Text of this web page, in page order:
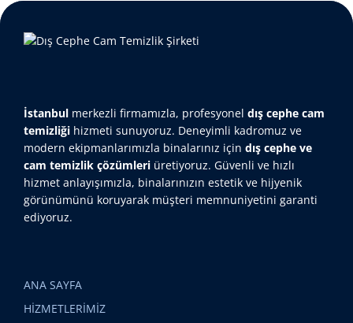
İstanbul merkezli firmamızla, profesyonel dış cephe cam
temizliği hizmeti sunuyoruz. Deneyimli kadromuz ve
modern ekipmanlarımızla binalarınız için dış cephe ve
cam temizlik çözümleri üretiyoruz. Güvenli ve hızlı
hizmet anlayışımızla, binalarınızın estetik ve hijyenik
görünümünü koruyarak müşteri memnuniyetini garanti
ediyoruz.
ANA SAYFA
HİZMETLERİMİZ